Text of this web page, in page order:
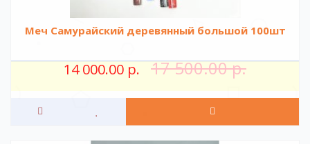
Меч Самурайский деревянный большой 100шт
14 000.00 р. 17 500.00 р.